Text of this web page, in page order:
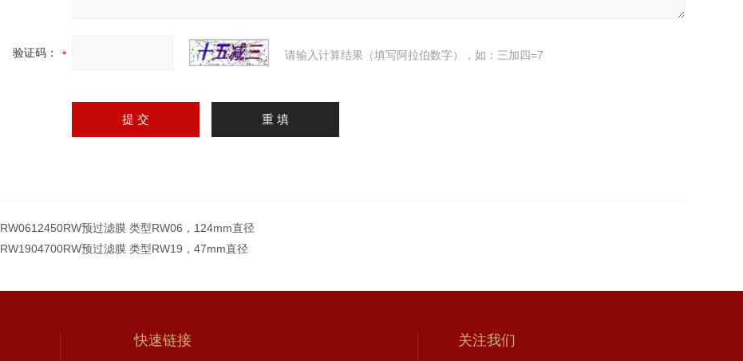
验证码： 请输入计算结果（填写阿拉伯数字），如：三加四=7
RW0612450RW预过滤膜 类型RW06，124mm直径
RW1904700RW预过滤膜 类型RW19，47mm直径
快速链接 关注我们